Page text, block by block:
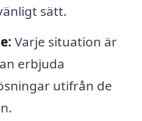
sätt.
Varje situation är
erbjuda
utifrån de